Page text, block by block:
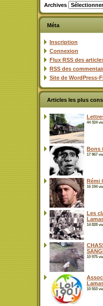
Archives
Méta
Inscription
Connexion
Flux RSS des
RSS des
Site de WordPress-
Articles les plus
44 324
Bons
17 967
Rémi
16 194
Les
14 828
10 975
10 553